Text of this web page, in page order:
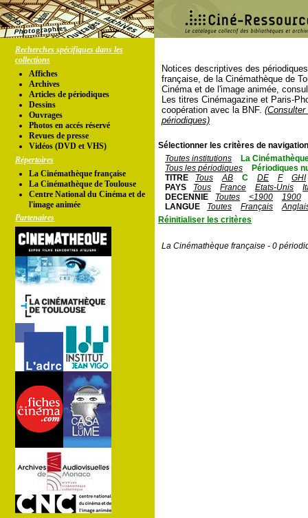
Recherches spécifiques dans les
collections
Affiches
Archives
Articles de périodiques
Dessins
Ouvrages
Photos en accés réservé
Revues de presse
Vidéos (DVD et VHS)
Répertoires
La Cinémathèque française
La Cinémathèque de Toulouse
Centre National du Cinéma et de
l'image animée
Partenaires
Notices descriptives des
française, de la Cinémathèque de
Cinéma et de l'image animée,
Les titres Cinémagazine et Paris-
coopération avec la BNF.
périodiques)
Sélectionner les critères de
Toutes institutions
La
Tous les périodiques
Périodiques
TITRE
Tous AB C DE F
GHI
PAYS
Tous France Etats-Unis
DECENNIE
Toutes <1900
1900
LANGUE
Toutes Français
Réinitialiser les critères
La Cinémathèque française - 0